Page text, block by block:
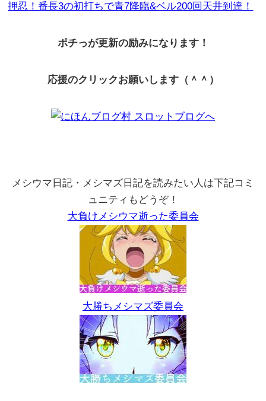
押忍！番長3の初打ちで青7降臨&ベル200回天井到達！
ポチっが更新の励みになります！
応援のクリックお願いします（＾＾）
メシウマ日記・メシマズ日記を読みたい人は下記コミ
ュニティもどうぞ！
大負けメシウマ逝った委員会
大勝ちメシマズ委員会